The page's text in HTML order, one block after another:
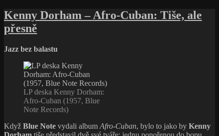
názvem
Kenny Dorham – Afro-Cuban: Tiše, ale
přesně
Jazz bez balastu
LP deska Kenny Dorham:
Afro-Cuban (1957, Blue
Note Records)
Když Blue Note vydali album Afro-Cuban, bylo to jako by Kenny